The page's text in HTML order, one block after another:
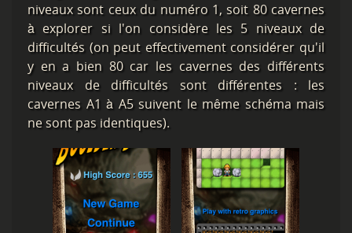
niveaux sont ceux du numéro 1, soit 80 cavernes
à explorer si l'on considère les 5 niveaux de
difficultés (on peut effectivement considérer qu'il
y en a bien 80 car les cavernes des différents
niveaux de difficultés sont différentes : les
cavernes A1 à A5 suivent le même schéma mais
ne sont pas identiques).